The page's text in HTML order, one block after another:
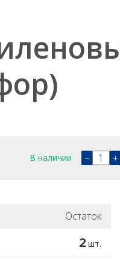
В наличии − +
Остаток
2 шт.